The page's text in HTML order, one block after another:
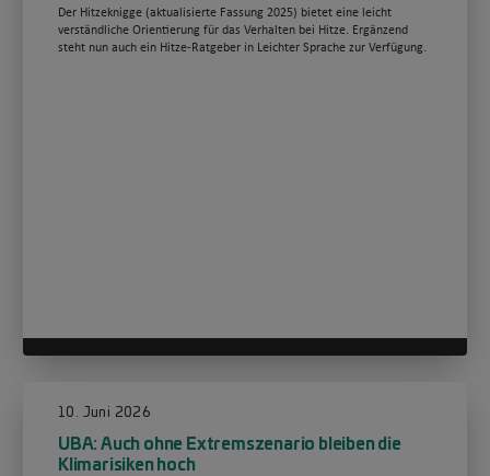
Der Hitzeknigge (aktualisierte Fassung 2025) bietet eine leicht
verständliche Orientierung für das Verhalten bei Hitze. Ergänzend
steht nun auch ein Hitze-Ratgeber in Leichter Sprache zur Verfügung.
10. Juni 2026
UBA: Auch ohne Extremszenario bleiben die
Klimarisiken hoch